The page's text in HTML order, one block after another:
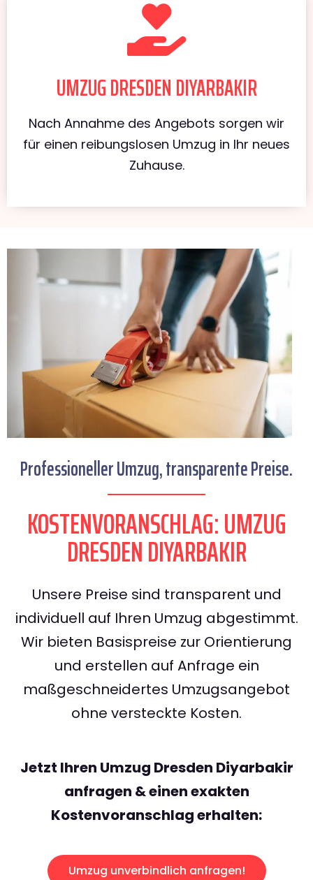
UMZUG DRESDEN DIYARBAKIR
Nach Annahme des Angebots sorgen wir
für einen reibungslosen Umzug in Ihr neues
Zuhause.
Professioneller Umzug, transparente Preise.
KOSTENVORANSCHLAG: UMZUG
DRESDEN DIYARBAKIR
Unsere Preise sind transparent und
individuell auf Ihren Umzug abgestimmt.
Wir bieten Basispreise zur Orientierung
und erstellen auf Anfrage ein
maßgeschneidertes Umzugsangebot
ohne versteckte Kosten.
Jetzt Ihren Umzug Dresden Diyarbakir
anfragen & einen exakten
Kostenvoranschlag erhalten:
Umzug unverbindlich anfragen!